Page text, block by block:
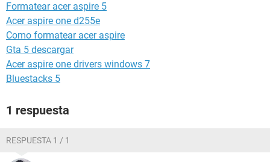
Formatear acer aspire 5
Acer aspire one d255e
Como formatear acer aspire
Gta 5 descargar
Acer aspire one drivers windows 7
Bluestacks 5
1 respuesta
RESPUESTA 1 / 1